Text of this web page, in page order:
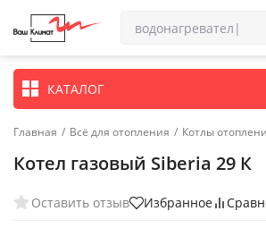
КАТАЛОГ
Главная / Всё для отопления / Котлы
Котел газовый Siberia 29 К
Оставить отзыв Избранное